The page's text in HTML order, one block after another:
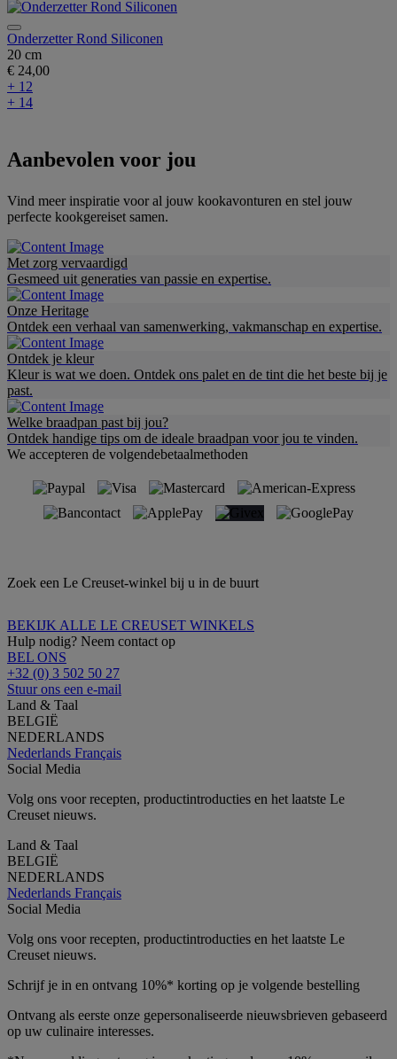
Onderzetter Rond Siliconen
20 cm
€ 24,00
+ 12
+ 14
Aanbevolen voor jou
Vind meer inspiratie voor al jouw kookavonturen en stel jouw
perfecte kookgereiset samen.
Met zorg vervaardigd
Gesmeed uit generaties van passie en expertise.
Onze Heritage
Ontdek een verhaal van samenwerking, vakmanschap en expertise.
Ontdek je kleur
Kleur is wat we doen. Ontdek ons palet en de tint die het beste bij je
past.
Welke braadpan past bij jou?
Ontdek handige tips om de ideale braadpan voor jou te vinden.
We accepteren de volgendebetaalmethoden
Zoek een Le Creuset-winkel bij u in de buurt
BEKIJK ALLE LE CREUSET WINKELS
Hulp nodig? Neem contact op
BEL ONS
+32 (0) 3 502 50 27
Stuur ons een e-mail
Land & Taal
BELGIË
NEDERLANDS
Nederlands Français
Social Media
Volg ons voor recepten, productintroducties en het laatste Le
Creuset nieuws.
Land & Taal
BELGIË
NEDERLANDS
Nederlands Français
Social Media
Volg ons voor recepten, productintroducties en het laatste Le
Creuset nieuws.
Schrijf je in en ontvang 10%* korting op je volgende bestelling
Ontvang als eerste onze gepersonaliseerde nieuwsbrieven gebaseerd
op uw culinaire interesses.